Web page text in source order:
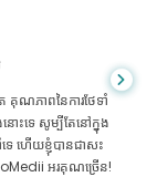
បស់ GoMedii ដែល
ឥណ្ឌាដើម្បីទទួលការ
ស GoMedii ។ ពួកគេ
ាមួយយើង